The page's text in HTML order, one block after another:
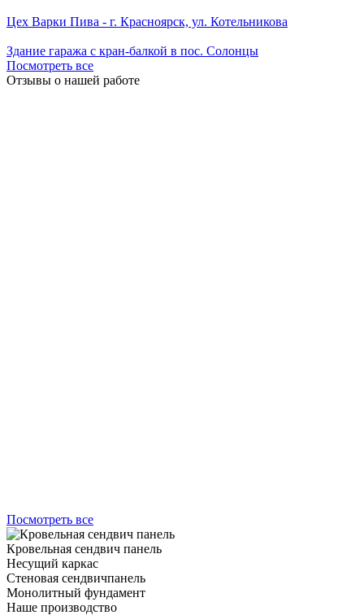
Цех Варки Пива - г. Красноярск, ул. Котельникова
Здание гаража с кран-балкой в пос. Солонцы
Посмотреть все
Отзывы о нашей работе
Посмотреть все
Кровельная сендвич панель
Несущий каркас
Стеновая сендвичпанель
Монолитный фундамент
Наше производство